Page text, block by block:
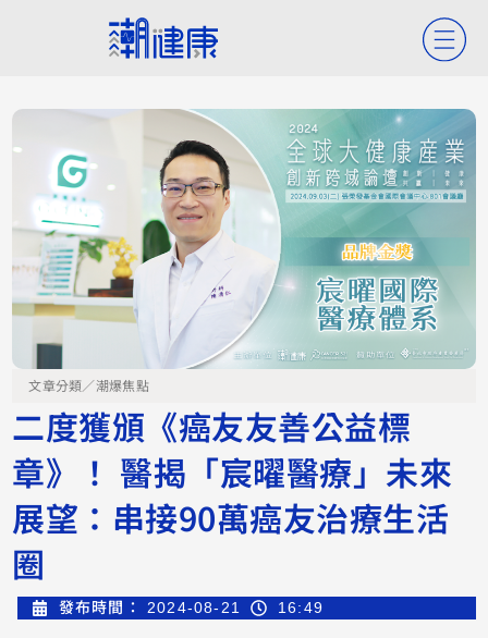
文章分類／潮爆焦點
二度獲頒《癌友友善公益標
章》！ 醫揭「宸曜醫療」未來
展望：串接90萬癌友治療生活
圈
發布時間： 2024-08-21 16:49